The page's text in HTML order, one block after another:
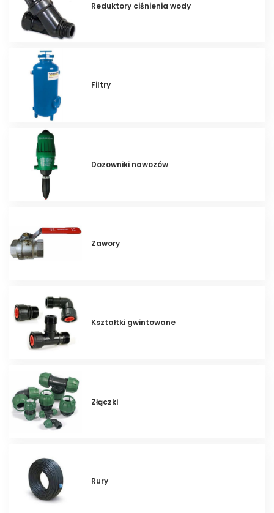
Reduktory ciśnienia wody
Filtry
Dozowniki nawozów
Zawory
Kształtki gwintowane
Złączki
Rury